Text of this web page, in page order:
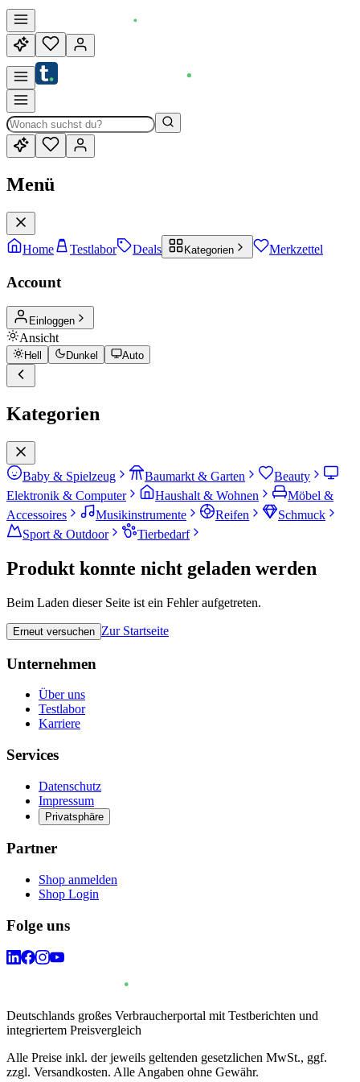
Menü
Home Testlabor Deals Kategorien Merkzettel
Account
Einloggen
Ansicht
Hell Dunkel Auto
Kategorien
Baby & Spielzeug Baumarkt & Garten
Beauty
Elektronik & Computer
Haushalt & Wohnen
Möbel &
Accessoires
Musikinstrumente Reifen
Schmuck
Sport & Outdoor
Tierbedarf
Produkt konnte nicht geladen werden
Beim Laden dieser Seite ist ein Fehler aufgetreten.
Erneut versuchen Zur Startseite
Unternehmen
Über uns
Testlabor
Karriere
Services
Datenschutz
Impressum
Privatsphäre
Partner
Shop anmelden
Shop Login
Folge uns
Deutschlands großes Verbraucherportal mit Testberichten und
integriertem Preisvergleich
Alle Preise inkl. der jeweils geltenden gesetzlichen MwSt., ggf.
zzgl. Versandkosten. Alle Angaben ohne Gewähr.